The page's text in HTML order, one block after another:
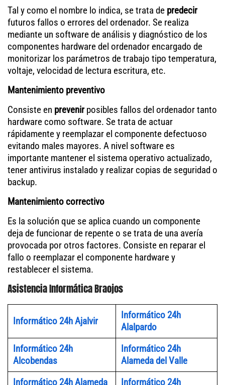
Tal y como el nombre lo indica, se trata de predecir
futuros fallos o errores del ordenador. Se realiza
mediante un software de análisis y diagnóstico de los
componentes hardware del ordenador encargado de
monitorizar los parámetros de trabajo tipo temperatura,
voltaje, velocidad de lectura escritura, etc.
Mantenimiento preventivo
Consiste en prevenirposibles fallos del ordenador tanto
hardware como software. Se trata de actuar
rápidamente y reemplazar el componente defectuoso
evitando males mayores. A nivel software es
importante mantener el sistema operativo actualizado,
tener antivirus instalado y realizar copias de seguridad o
backup.
Mantenimiento correctivo
Es la solución que se aplica cuando un componente
deja de funcionar de repente o se trata de una avería
provocada por otros factores. Consiste en reparar el
fallo o reemplazar el componente hardware y
restablecer el sistema.
Asistencia Informática Braojos
Informático 24h Ajalvir
Informático 24h
Alalpardo
Informático 24h
Alcobendas
Informático 24h
Alameda del Valle
Informático 24h Alameda
Informático 24h